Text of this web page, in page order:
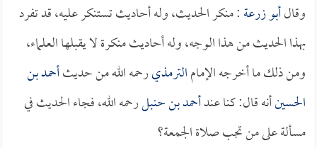
وقالأبو زرعة: منكر الحديث، وله أحاديث تستنكر عليه، قد تفرد
بهذا الحديث من هذا الوجه، وله أحاديث منكرة لا يقبلها العلماء،
ومن ذلك ما أخرجه الإمامالترمذيرحمه الله من حديثأحمد بن
الحسينأنه قال: كنا عندأحمد بن حنبلرحمه الله، فجاء الحديث في
مسألة على من تجب صلاة الجمعة؟